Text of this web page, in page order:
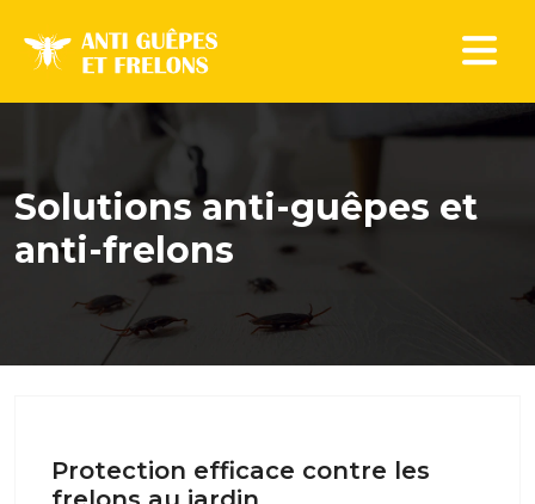
Solutions anti-guêpes et
anti-frelons
Protection efficace contre les